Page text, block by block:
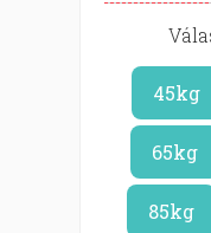
45kg
65kg
85kg